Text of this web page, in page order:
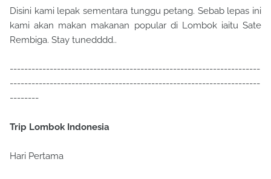
Disini kami lepak sementara tunggu petang. Sebab lepas ini
kami akan makan makanan popular di Lombok iaitu Sate
Rembiga. Stay tunedddd..
---------------------------------------------------------------------
---------------------------------------------------------------------
--------
Trip Lombok Indonesia
Hari Pertama